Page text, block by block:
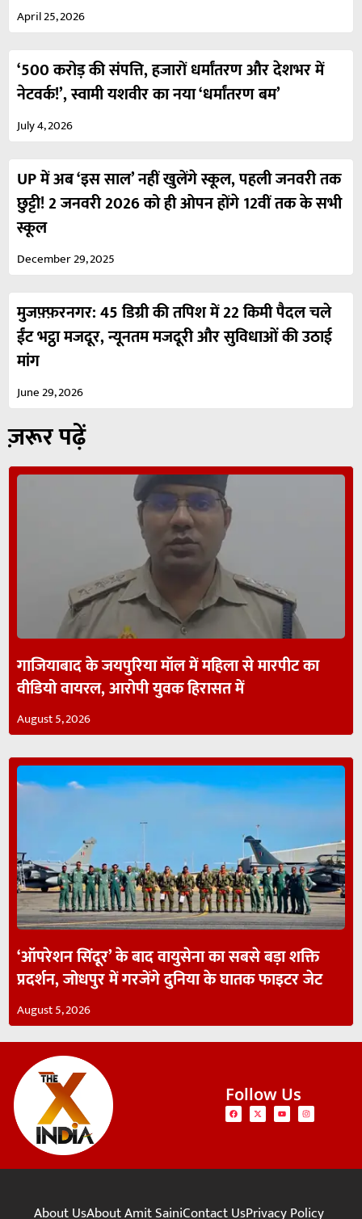
April 25, 2026
‘500 करोड़ की संपत्ति, हजारों धर्मांतरण और देशभर में
नेटवर्क!’, स्वामी यशवीर का नया ‘धर्मांतरण बम’
July 4, 2026
UP में अब ‘इस साल’ नहीं खुलेंगे स्कूल, पहली जनवरी तक
छुट्टी! 2 जनवरी 2026 को ही ओपन होंगे 12वीं तक के सभी
स्कूल
December 29, 2025
मुजफ़्फ़रनगर: 45 डिग्री की तपिश में 22 किमी पैदल चले
ईंट भट्ठा मजदूर, न्यूनतम मजदूरी और सुविधाओं की उठाई
मांग
June 29, 2026
ज़रूर पढ़ें
गाजियाबाद के जयपुरिया मॉल में महिला से मारपीट का
वीडियो वायरल, आरोपी युवक हिरासत में
August 5, 2026
‘ऑपरेशन सिंदूर’ के बाद वायुसेना का सबसे बड़ा शक्ति
प्रदर्शन, जोधपुर में गरजेंगे दुनिया के घातक फाइटर जेट
August 5, 2026
Follow Us
About UsAbout Amit SainiContact UsPrivacy Policy